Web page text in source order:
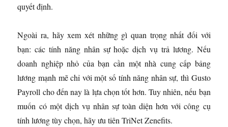
quyết định.
Ngoài ra, hãy xem xét những gì quan trọng nhất đối với
bạn: các tính năng nhân sự hoặc dịch vụ trả lương. Nếu
doanh nghiệp nhỏ của bạn cần một nhà cung cấp bảng
lương mạnh mẽ chỉ với một số tính năng nhân sự, thì Gusto
Payroll cho đến nay là lựa chọn tốt hơn. Tuy nhiên, nếu bạn
muốn có một dịch vụ nhân sự toàn diện hơn với công cụ
tính lương tùy chọn, hãy ưu tiên TriNet Zenefits.